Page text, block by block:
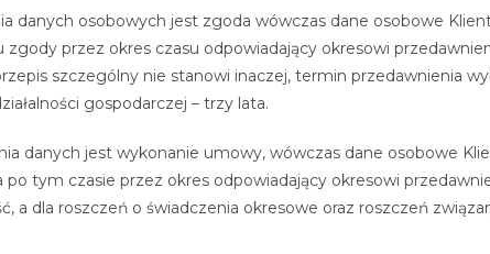
danych osobowych jest zgoda wówczas dane osobowe
zgody przez okres czasu odpowiadający okresowi
szczególny nie stanowi inaczej, termin przedawnienia
gospodarczej – trzy lata.
danych jest wykonanie umowy, wówczas dane osobowe
tym czasie przez okres odpowiadający okresowi
a dla roszczeń o świadczenia okresowe oraz roszczeń